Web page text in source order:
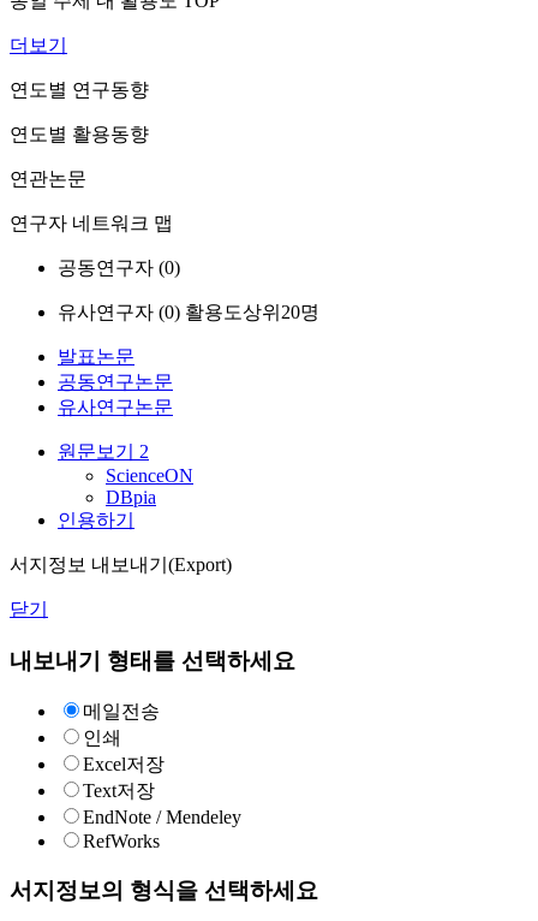
더보기
연도별 연구동향
연도별 활용동향
연관논문
연구자 네트워크 맵
공동연구자 (0)
유사연구자 (0) 활용도상위20명
발표논문
공동연구논문
유사연구논문
원문보기 2
ScienceON
DBpia
인용하기
서지정보 내보내기(Export)
닫기
내보내기 형태를 선택하세요
메일전송
인쇄
Excel저장
Text저장
EndNote / Mendeley
RefWorks
서지정보의 형식을 선택하세요